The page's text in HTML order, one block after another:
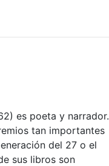
es poeta y narrador.
tan importantes
del 27 o el
sus libros son